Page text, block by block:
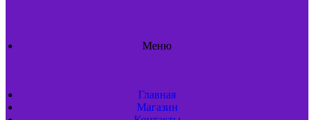
Меню
Главная
Магазин